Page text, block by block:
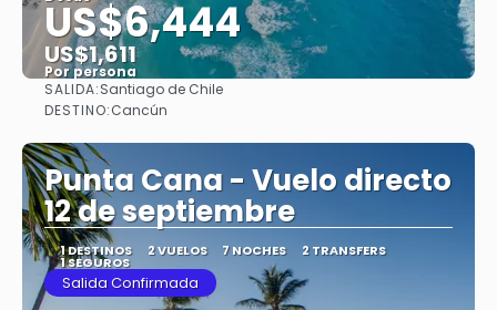
US$6,444
US$1,611
Por persona
SALIDA:Santiago de Chile
DESTINO:Cancún
Punta Cana - Vuelo directo
12 de septiembre
1 DESTINOS 2 VUELOS 7 NOCHES 2 TRANSFERS
1 SEGUROS
Salida Confirmada